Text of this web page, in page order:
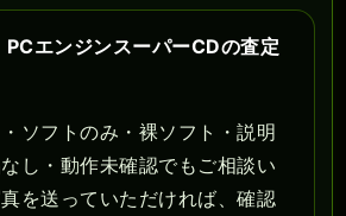
エンジンスーパーCDの査定
ソフトのみ・裸ソフト・説明
し・動作未確認でもご相談い
を送っていただければ、確認